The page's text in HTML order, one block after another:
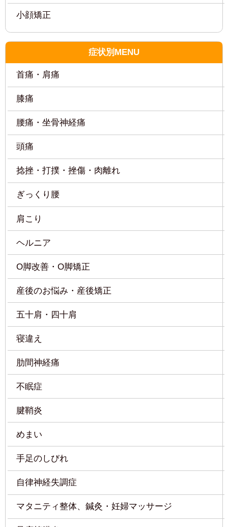
首痛・肩痛
腰痛・坐骨神経痛
頭痛
捻挫・打撲・挫傷・肉離れ
ぎっくり腰
肩こり
ヘルニア
O脚改善・O脚矯正
肋間神経痛
不眠症
腱鞘炎
めまい
手足のしびれ
足底筋膜炎
鵞足炎
シンスプリント